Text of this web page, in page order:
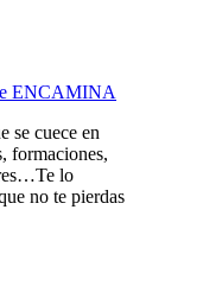
ENCAMINA
se cuece en
formaciones,
lo
no te pierdas